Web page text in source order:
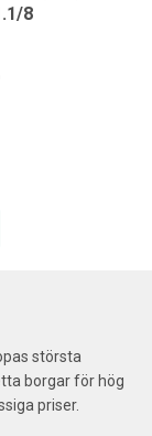
8
största
borgar för hög
priser.